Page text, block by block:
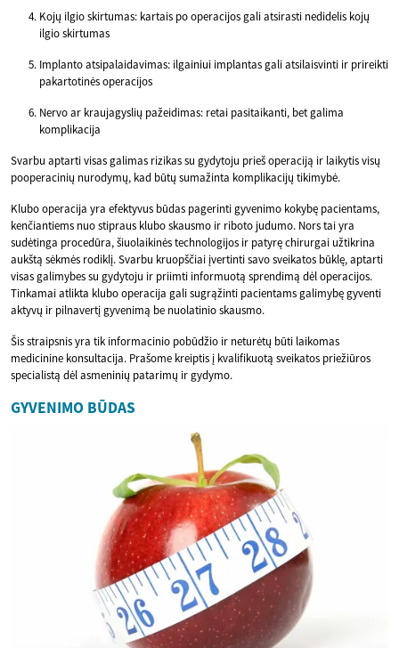
Kojų ilgio skirtumas: kartais po operacijos gali atsirasti nedidelis kojų
ilgio skirtumas
Implanto atsipalaidavimas: ilgainiui implantas gali atsilaisvinti ir prireikti
pakartotinės operacijos
Nervo ar kraujagyslių pažeidimas: retai pasitaikanti, bet galima
komplikacija
Svarbu aptarti visas galimas rizikas su gydytoju prieš operaciją ir laikytis visų
pooperacinių nurodymų, kad būtų sumažinta komplikacijų tikimybė.
Klubo operacija yra efektyvus būdas pagerinti gyvenimo kokybę pacientams,
kenčiantiems nuo stipraus klubo skausmo ir riboto judumo. Nors tai yra
sudėtinga procedūra, šiuolaikinės technologijos ir patyrę chirurgai užtikrina
aukštą sėkmės rodiklį. Svarbu kruopščiai įvertinti savo sveikatos būklę, aptarti
visas galimybes su gydytoju ir priimti informuotą sprendimą dėl operacijos.
Tinkamai atlikta klubo operacija gali sugrąžinti pacientams galimybę gyventi
aktyvų ir pilnavertį gyvenimą be nuolatinio skausmo.
Šis straipsnis yra tik informacinio pobūdžio ir neturėtų būti laikomas
medicinine konsultacija. Prašome kreiptis į kvalifikuotą sveikatos priežiūros
specialistą dėl asmeninių patarimų ir gydymo.
GYVENIMO BŪDAS